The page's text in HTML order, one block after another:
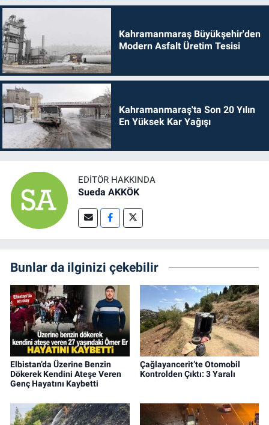
Kahramanmaraş Büyükşehir'den
Modern Asfalt Üretim Tesisi
Kahramanmaraş'ta Son 20 Yılın
En Yüksek Kar Yağışı
EDITÖR HAKKINDA
Sueda AKKÖK
Bunlar da ilginizi çekebilir
Elbistan’da Üzerine Benzin
Dökerek Kendini Ateşe Veren
Genç Hayatını Kaybetti
Çağlayancerit’te Otomobil
Kontrolden Çıktı: 3 Yaralı